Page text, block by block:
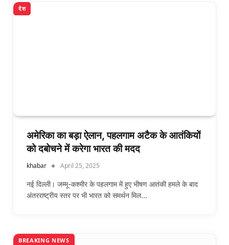
देश
अमेरिका का बड़ा ऐलान, पहलगाम अटैक के आतंकियों
को दबोचने में करेगा भारत की मदद
khabar April 25, 2025
नई दिल्ली। जम्मू-कश्मीर के पहलगाम में हुए भीषण आतंकी हमले के बाद
अंतरराष्ट्रीय स्तर पर भी भारत को समर्थन मिल…
BREAKING NEWS